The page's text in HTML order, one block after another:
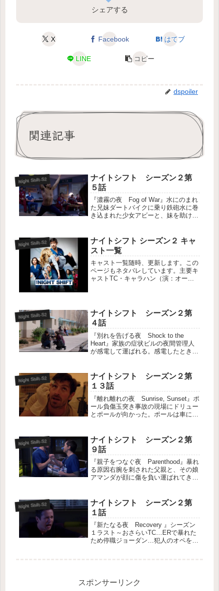
シェアする
X Facebook はてブ
LINE コピー
dspoiler
関連記事
Night Shift-S2
ナイトシフト シーズン２第
５話
『濃霧の夜 Fog of War』水にのまれ
た兄妹ダートバイクに乗り鉄砲水に巻
き込まれた少女アビーと、妹を助けよ
るが、様子をみにきたトファーは彼が
乾性溺水していると見抜く。...
Night Shift-S2
ナイトシフト シーズン２ キャ
スト一覧
キャスト一覧随時、更新します。この
ページもネタバレしています。主要キ
ャストTC・キャラハン（演：オーエ
Jill Flint 吹...
Night Shift-S2
ナイトシフト シーズン２第
４話
『別れを告げる夜 Shock to the
Heart』家族の症状ビルの夜間管理人
が感電して運ばれる。感電したときそ
室で子供たちを遊ばせてあげる。しか
し、母親も子供２人も次...
Night Shift-S2
ナイトシフト シーズン２第
１３話
『離れ離れの夜 Sunrise, Sunset』ポ
ール負傷玉突き事故の現場にドリュー
とポールが向かった。ポールは車に取
夜勤が終わるころには指が動かなくな
りパニックになる。姉...
Night Shift-S2
ナイトシフト シーズン２第
９話
『親子をつなぐ夜 Parenthood』暴れ
る原因右腕を刺された父親と、その娘
アマンダが顔に傷を負い運ばれてき
アマンダが突然わめき出し、宥めよう
とした父親が刺され思わず叩い...
Night Shift-S2
ナイトシフト シーズン２第
１話
『新たなる夜 Recovery 』シーズン
１ラスト～おさらいTC…ERで暴れた
ため停職ジョーダン…犯人のオペをミ
スポンサーリンク